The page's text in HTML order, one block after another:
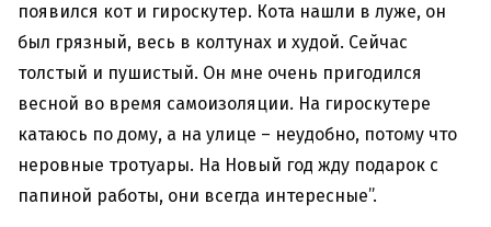
появился кот и гироскутер. Кота нашли в луже, он
был грязный, весь в колтунах и худой. Сейчас
толстый и пушистый. Он мне очень пригодился
весной во время самоизоляции. На гироскутере
катаюсь по дому, а на улице – неудобно, потому что
неровные тротуары. На Новый год жду подарок с
папиной работы, они всегда интересные”.